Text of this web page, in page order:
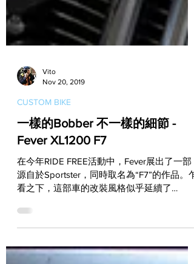
Vito
Nov 20, 2019
CUSTOM BIKE
一樣的Bobber 不一樣的細節 -
Fever XL1200 F7
看之下，這部車的改裝風格似乎延續了
Sportster在台灣最受玩家歡迎的Bobber路
線，但是仔細來看，你會發現車上其實還有不